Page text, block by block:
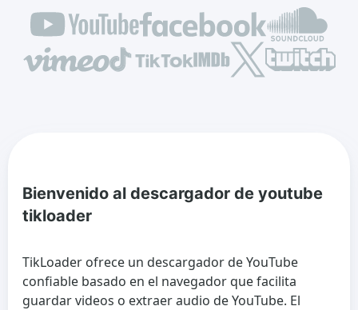
Bienvenido al descargador de youtube
tikloader
TikLoader ofrece un descargador de YouTube
confiable basado en el navegador que facilita
guardar videos o extraer audio de YouTube. El